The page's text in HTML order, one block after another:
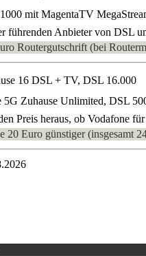
mit MagentaTV
führenden Anbieter von DSL
Routergutschrift (bei
16 DSL + TV, DSL 16.000
5G Zuhause Unlimited, DSL
Preis heraus, ob Vodafone
20 Euro günstiger (insgesamt